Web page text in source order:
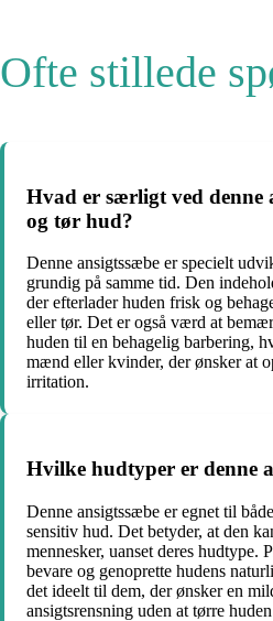
Ofte stillede
Hvad er særligt ved denne
og tør hud?
Denne ansigtssæbe er specielt
grundig på samme tid. Den
der efterlader huden frisk og
eller tør. Det er også værd at
huden til en behagelig barbering,
mænd eller kvinder, der ønsker at
irritation.
Hvilke hudtyper er denne
Denne ansigtssæbe er egnet til
sensitiv hud. Det betyder, at den
mennesker, uanset deres hudtype.
bevare og genoprette hudens
det ideelt til dem, der ønsker en
ansigtsrensning uden at tørre